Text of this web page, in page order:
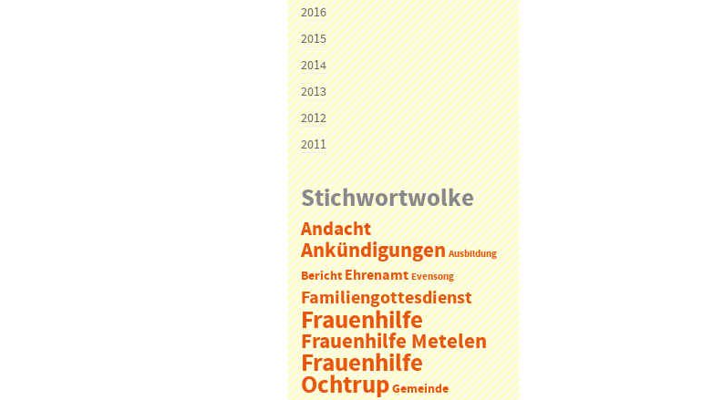
2016
2015
2014
2013
2012
2011
Stichwortwolke
Andacht
Ankündigungen Ausbildung
Bericht Ehrenamt Evensong
Familiengottesdienst
Frauenhilfe
Frauenhilfe Metelen
Frauenhilfe
Ochtrup Gemeinde